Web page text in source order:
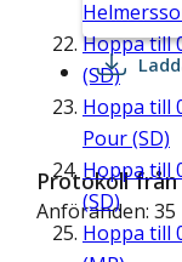
Hoppa till
(SD)
Hoppa till
Pour (SD)
Hoppa till
(SD)
Hoppa till
Protokoll
Anföranden: 35